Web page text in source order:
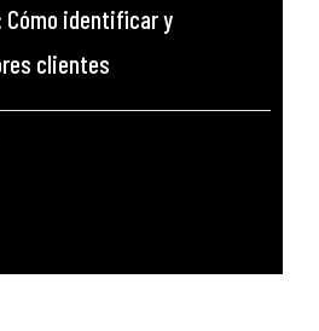
Cómo identificar y
clientes